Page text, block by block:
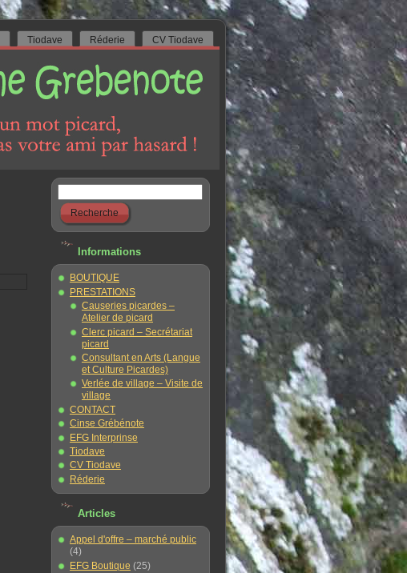
Tiodave Réderie CV Tiodave
Informations
BOUTIQUE
PRESTATIONS
Causeries picardes –
Atelier de picard
Clerc picard – Secrétariat
picard
Consultant en Arts (Langue
et Culture Picardes)
Verlée de village – Visite de
village
CONTACT
Cinse Grébénote
EFG Interprinse
Tiodave
CV Tiodave
Réderie
Articles
Appel d'offre – marché public
(4)
EFG Boutique (25)